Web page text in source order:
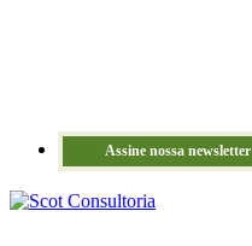
Assine nossa newsletter